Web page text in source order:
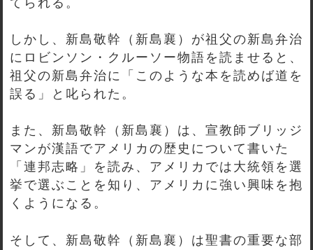
しかし、新島敬幹（新島襄）が祖父の新島弁治
にロビンソン・クルーソー物語を読ませると、
祖父の新島弁治に「このような本を読めば道を
誤る」と叱られた。
また、新島敬幹（新島襄）は、宣教師ブリッジ
マンが漢語でアメリカの歴史について書いた
「連邦志略」を読み、アメリカでは大統領を選
挙で選ぶことを知り、アメリカに強い興味を抱
くようになる。
そして、新島敬幹（新島襄）は聖書の重要な部